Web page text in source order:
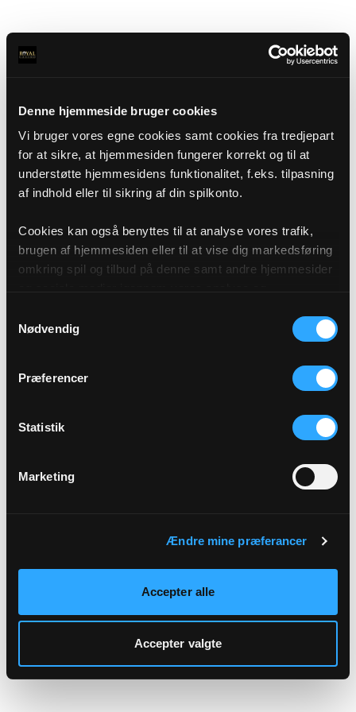
Denne hjemmeside bruger cookies
Vi bruger vores egne cookies samt cookies fra tredjepart
for at sikre, at hjemmesiden fungerer korrekt og til at
understøtte hjemmesidens funktionalitet, f.eks. tilpasning
af indhold eller til sikring af din spilkonto.
Cookies kan også benyttes til at analyse vores trafik,
brugen af hjemmesiden eller til at vise dig markedsføring
omkring spil og tilbud på denne samt andre hjemmesider
af cookies under "Detaljer" eller ved at klikke videre til
vores Cookiepolitik, som du finder i bunden af vores
Nødvendig
Præferencer
Statistik
Marketing
Ændre mine præferancer
Accepter alle
Accepter valgte